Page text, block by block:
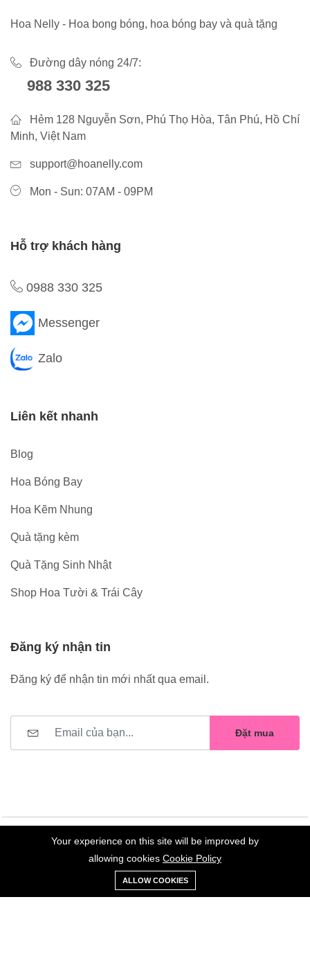
Hoa Nelly - Hoa bong bóng, hoa bóng bay và quà tặng
Đường dây nóng 24/7:
988 330 325
Hẻm 128 Nguyễn Sơn, Phú Thọ Hòa, Tân Phú, Hồ Chí
Minh, Việt Nam
support@hoanelly.com
Mon - Sun: 07AM - 09PM
Hỗ trợ khách hàng
0988 330 325
Messenger
Zalo
Liên kết nhanh
Blog
Hoa Bóng Bay
Hoa Kẽm Nhung
Quà tặng kèm
Quà Tặng Sinh Nhật
Shop Hoa Tười & Trái Cây
Đăng ký nhận tin
Đăng ký để nhận tin mới nhất qua email.
Đặt mua
©2023 Hoa Nelly . All Rights Reserved.
0
Xe
đẩy
Danh sách
yêu thích
Your experience on this site will be improved by
allowing cookies Cookie Policy
ALLOW COOKIES